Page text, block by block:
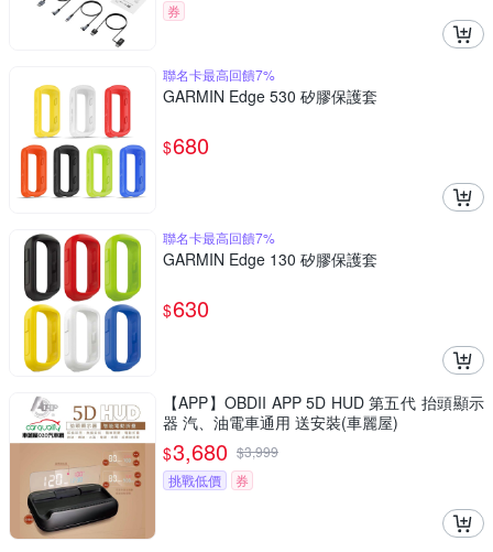
券
聯名卡最高回饋7%
GARMIN Edge 530 矽膠保護套
$680
聯名卡最高回饋7%
GARMIN Edge 130 矽膠保護套
$630
【APP】OBDII APP 5D HUD 第五代 抬頭顯示
器 汽、油電車通用 送安裝(車麗屋)
$3,680 $3,999
挑戰低價
券